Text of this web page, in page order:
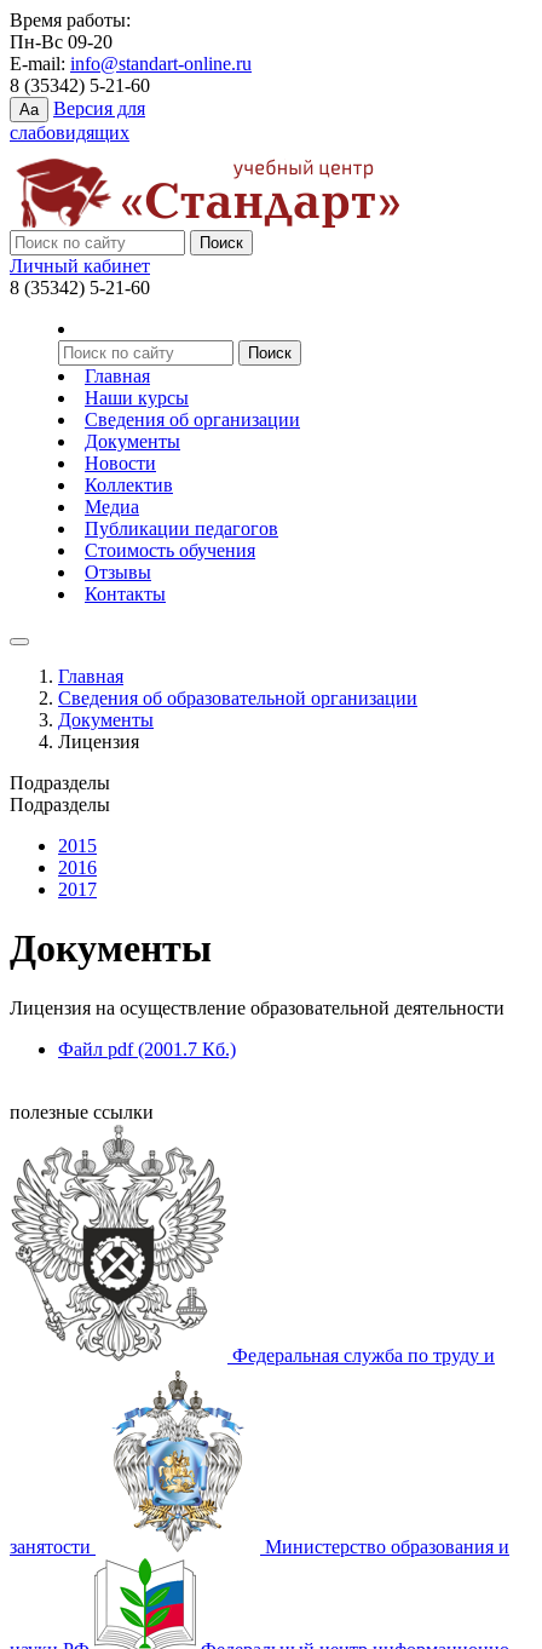
Время работы:
Пн-Вс 09-20
E-mail: info@standart-online.ru
8 (35342) 5-21-60
Aa
Версия для
слабовидящих
Личный кабинет
8 (35342) 5-21-60
Главная
Наши курсы
Сведения об организации
Документы
Новости
Коллектив
Медиа
Публикации педагогов
Стоимость обучения
Отзывы
Контакты
Главная
Сведения об образовательной организации
Документы
Лицензия
Подразделы
Подразделы
2015
2016
2017
Документы
Лицензия на осуществление образовательной деятельности
Файл pdf (2001.7 Кб.)
полезные ссылки
Федеральная служба по труду и
занятости Министерство образования и